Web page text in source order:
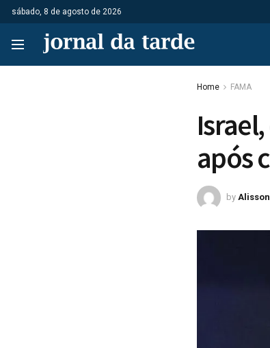
sábado, 8 de agosto de 2026
Home FAMA
após
by